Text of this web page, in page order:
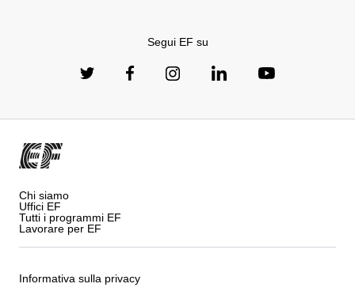
Segui EF su
Chi siamo
Uffici EF
Tutti i programmi EF
Lavorare per EF
Informativa sulla privacy